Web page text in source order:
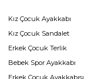
Kız Çocuk Ayakkabı
Kız Çocuk Sandalet
Erkek Çocuk Terlik
Bebek Spor Ayakkabı
Erkek Çocuk Ayakkabısı